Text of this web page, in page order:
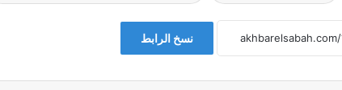
نسخ الرابط